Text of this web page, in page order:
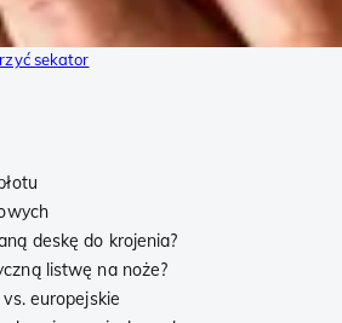
deskę do krojenia?
listwę na noże?
europejskie
sekator